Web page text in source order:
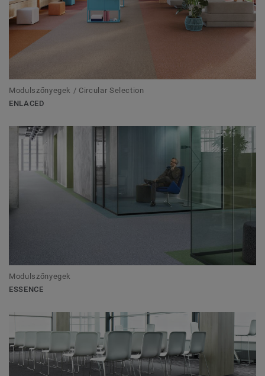
Modulszőnyegek / Circular Selection
ENLACED
Modulszőnyegek
ESSENCE